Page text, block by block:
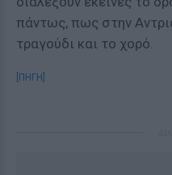
πάντως, πως στην
τραγούδι και το χορό.
[ΠΗΓΗ]